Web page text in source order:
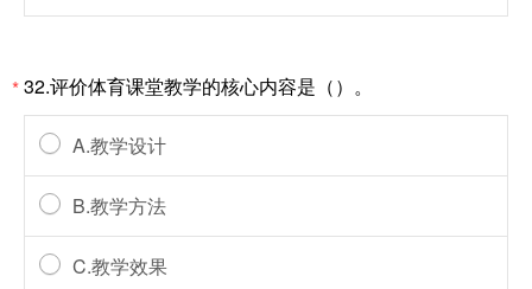
*32.评价体育课堂教学的核心内容是（）。
A.教学设计
B.教学方法
C.教学效果